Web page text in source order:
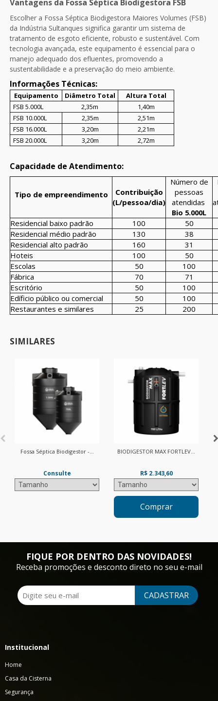
Vantagens da Fossa Séptica Biodigestora FSB
Escolher a Fossa Séptica Biodigestora Maiores Volumes (FSB)
da Indústria Sultanques significa garantir um sistema de
tratamento de esgoto eficiente, robusto e sustentável. Com
tecnologia avançada, este equipamento é essencial para o
manejo adequado dos efluentes, promovendo a
sustentabilidade e a preservação do meio ambiente.
Informações Técnicas:
Equipamento Diâmetro Total
Altura Total
FSB 5.000L
2,35m
1,40m
FSB 10.000L
2,35m
2,51m
FSB 16.000L
3,20m
2,21m
FSB 20.000L
3,20m 2,72m
Capacidade de Atendimento:
Tipo de empreendimento
Contribuição
(L/pessoa/dia)
Número de
pessoas
atendidas
Bio 5.000L
Residencial baixo padrão 100
50
Residencial médio padrão
130
38
Residencial alto padrão
160
31
Hoteis
100
50
Escolas
50
100
Fábrica
70
71
Escritório
50
100
Edíficio público ou comercial
50
100
Restaurantes e similares
25 200
SIMILARES
Fossa Séptica Biodigestor -...
Consulte
BIODIGESTOR MAX FORTLEV...
R$ 2.343,60
Comprar
FIQUE POR DENTRO DAS NOVIDADES!
Receba promoções e desconto direto no seu e-mail
CADASTRAR
Institucional
Home
Casa da Cisterna
Segurança